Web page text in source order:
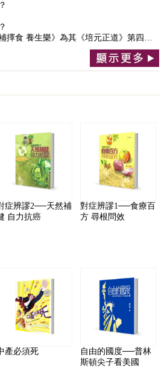
擇食 養生樂》為其《培元正道》第四…
症辨謬2──天然補
自力抗癌
對症辨謬1──食療百
方 尋根問效
產必須死
自由的國度──普林
斯頓尖子看美國